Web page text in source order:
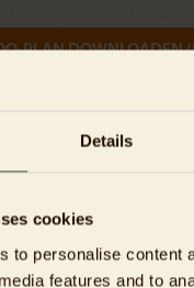
Details
cookies
to personalise content
features and to
PLAN DOWNLOADEN